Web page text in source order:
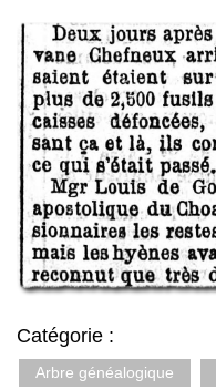
Catégorie :
Arbre généalogique